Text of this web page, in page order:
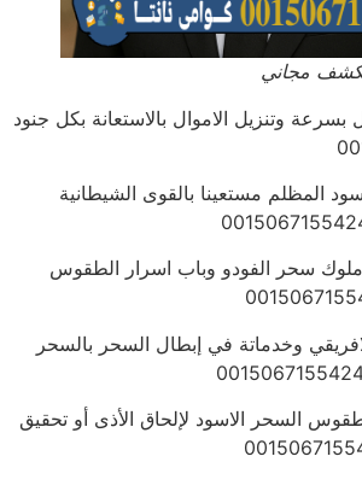
مجاني
بسرعة وتنزيل الاموال بالاستعانة بكل جنود
المظلم مستعينا بالقوى الشيطانية
ملوك سحر الفودو وباب اسرار الطقوس
وخدماتة في إبطال السحر بالسحر
السحر الاسود لإلحاق الأذى أو تحقيق